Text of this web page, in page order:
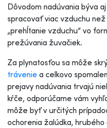
Dôvodom nadúvania býva
spracovať viac vzduchu
„prehĺtanie vzduchu“ vo
prežúvania žuvačiek.
Za plynatosťou sa môže
trávenie a celkovo
prejavy nadúvania trvajú
kŕče, odporúčame vám
môže byť v určitých
ochorenia žalúdka,